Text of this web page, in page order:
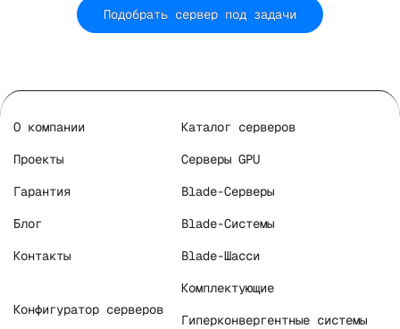
Подобрать сервер под задачи
О компании
Проекты
Гарантия
Блог
Контакты
Конфигуратор серверов
Каталог серверов
Серверы GPU
Blade-Серверы
Blade-Системы
Blade-Шасси
Комплектующие
Гиперконвергентные системы